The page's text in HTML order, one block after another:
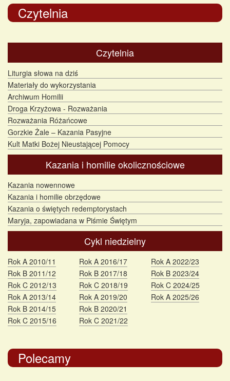
Czytelnia
Czytelnia
Liturgia słowa na dziś
Materiały do wykorzystania
Archiwum Homilii
Droga Krzyżowa - Rozważania
Rozważania Różańcowe
Gorzkie Żale – Kazania Pasyjne
Kult Matki Bożej Nieustającej Pomocy
Kazania i homilie okolicznościowe
Kazania nowennowe
Kazania i homilie obrzędowe
Kazania o świętych redemptorystach
Maryja, zapowiadana w Piśmie Świętym
Cykl niedzielny
Rok A 2010/11
Rok B 2011/12
Rok C 2012/13
Rok A 2013/14
Rok B 2014/15
Rok C 2015/16
Rok A 2016/17
Rok B 2017/18
Rok C 2018/19
Rok A 2019/20
Rok B 2020/21
Rok C 2021/22
Rok A 2022/23
Rok B 2023/24
Rok C 2024/25
Rok A 2025/26
Polecamy